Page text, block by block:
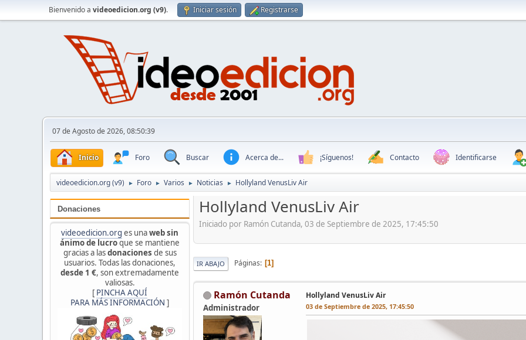
Bienvenido a videoedicion.org (v9). Iniciar sesión Registrarse
07 de Agosto de 2026, 08:50:39
Inicio Foro Buscar Acerca de... ¡Síguenos! Contacto Identificarse
videoedicion.org (v9) ► Foro ► Varios ► Noticias ► Hollyland VenusLiv Air
Donaciones
videoedicion.org es unaweb sin
ánimo de lucroque se mantiene
gracias a lasdonaciones de sus
usuarios. Todas las donaciones,
desde 1 €, son extremadamente
valiosas.
[ PINCHA AQUÍ
PARA MÁS INFORMACIÓN ]
Hollyland VenusLiv Air
Iniciado por Ramón Cutanda, 03 de Septiembre de 2025, 17:45:50
IR ABAJO Páginas 1
Ramón Cutanda
Administrador
Hollyland VenusLiv Air
03 de Septiembre de 2025, 17:45:50